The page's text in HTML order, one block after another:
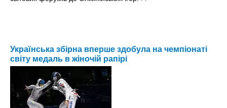
Українська збірна вперше здобула на чемпіонаті
світу медаль в жіночій рапірі